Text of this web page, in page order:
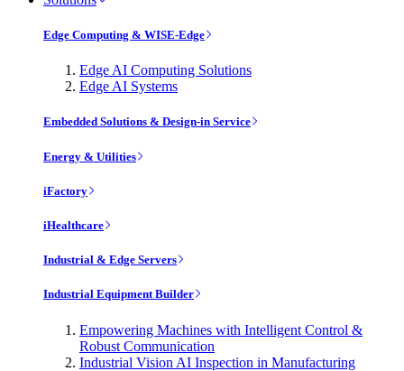
Edge Computing & WISE-Edge
Edge AI Computing Solutions
Edge AI Systems
Embedded Solutions & Design-in Service
Energy & Utilities
iFactory
iHealthcare
Industrial & Edge Servers
Industrial Equipment Builder
Empowering Machines with Intelligent Control &
Robust Communication
Industrial Vision AI Inspection in Manufacturing